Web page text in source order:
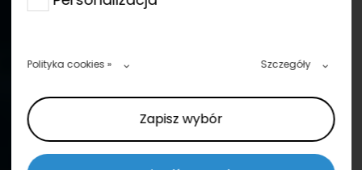
Polityka cookies » Szczegóły
Zapisz wybór